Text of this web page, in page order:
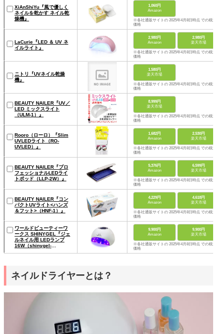
XiAnShiYu『風で優しく
ネイルを乾かす ネイル乾
燥機』
1,060円
Amazon
※各社通販サイトの 2025年4月8日時点 での税込
価格
LaCurie『LED ＆ UV ネ
イルライト』
2,980円
Amazon
2,980円
楽天市場
※各社通販サイトの 2025年4月8日時点 での税込
価格
ニトリ『UVネイル乾燥
機』
1,580円
楽天市場
※各社通販サイトの 2025年4月8日時点 での税込
価格
BEAUTY NAILER『UV／
LED ミックスライト
（ULM-1）』
8,999円
楽天市場
※各社通販サイトの 2025年4月8日時点 での税込
価格
Rooro（ローロ）『Slim
UVLEDライト（RO-
UVLED）』
1,682円
Amazon
2,530円
楽天市場
※各社通販サイトの 2025年4月8日時点 での税込
価格
BEAUTY NAILER『プロ
フェッショナルLEDライ
トポッド（LLP-2W）』
5,376円
Amazon
6,599円
楽天市場
※各社通販サイトの 2025年4月8日時点 での税込
価格
BEAUTY NAILER『コン
パクトUVライト<ハンズ
＆フット>（HNF-1）』
4,229円
Amazon
4,618円
楽天市場
※各社通販サイトの 2025年4月8日時点 での税込
価格
ワールドビューティーワ
ークス SHINYGEL『ジェ
ルネイル用 LEDランプ
16W（shinygel-
9,900円
Amazon
9,900円
楽天市場
※各社通販サイトの 2025年4月8日時点 での税込
価格
ネイルドライヤーとは？